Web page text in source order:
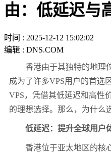
由：低延迟与
时间 : 2025-12-12 15:02:02
编辑 : DNS.COM
香港由于其独特的地理位
成为了许多VPS用户的首选
VPS，凭借其低延迟和高性
的理想选择。那么，为什么
低延迟：提升全球用户
香港位于亚太地区的核